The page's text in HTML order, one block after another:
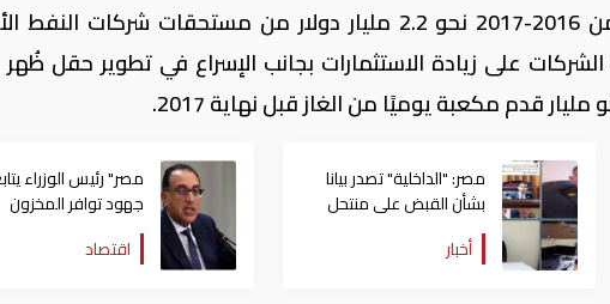
وسددت مصر خلال النصف الثاني من 2016-2017 نحو 2.2 مليار دولار من مستحقات شركات
على زيادة الاستثمارات بجانب الإسراع في تطوير حقل ظُهر
مليار قدم مكعبة يوميًا من الغاز قبل نهاية 2017.
مصر: "الداخلية" تصدر بيانا
بشأن القبض على منتحل
صفة قاضي للاستيلاء على
المواطنين
أخبار
مصر" رئيس الوزراء
جهود توافر المخزون
الاستراتيجي من السلع
والمنتجات الأساسية
اقتصاد